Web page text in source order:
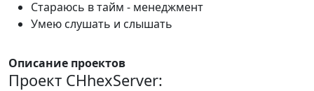
Стараюсь в тайм - менеджмент
Умею слушать и слышать
Описание проектов
Проект CHhexServer: